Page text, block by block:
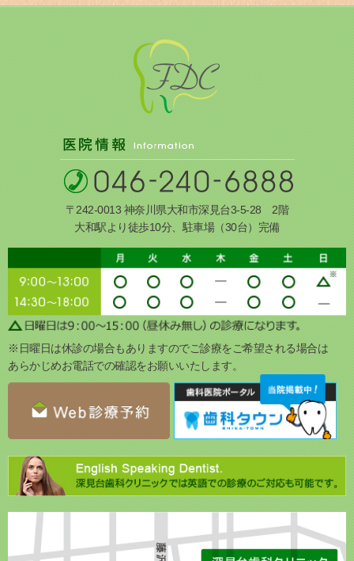
〒242-0013 神奈川県大和市深見台3-5-28 2階
大和駅より徒歩10分、駐車場（30台）完備
※日曜日は休診の場合もありますのでご診療をご希望される場合は
あらかじめお電話での確認をお願いいたします。